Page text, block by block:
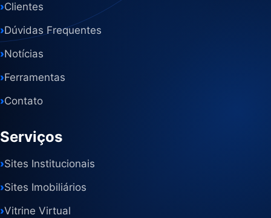
›Clientes
›Dúvidas Frequentes
›Notícias
›Ferramentas
›Contato
Serviços
›Sites Institucionais
›Sites Imobiliários
›Vitrine Virtual